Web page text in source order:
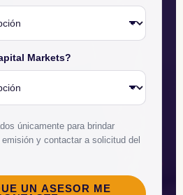
Markets?
únicamente para brindar
y contactar a solicitud del
UN ASESOR ME